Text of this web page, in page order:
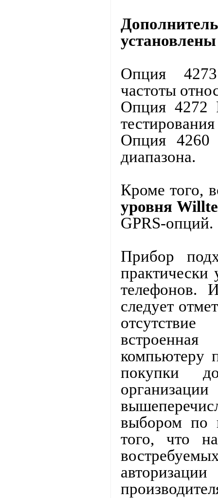
Опция
частоты
Опция 4272
Опция
диапазона.
Кроме того,
уровня
GPRS-опций.
Прибор
телефонов.
следует
покупки
выбором по
того, что